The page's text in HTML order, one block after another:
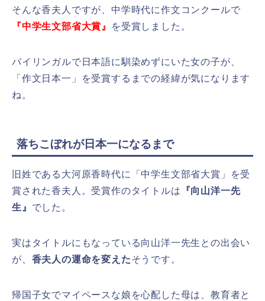
そんな香夫人ですが、中学時代に作文コンクールで
『中学生文部省大賞』
を受賞しました。
バイリンガルで日本語に馴染めずにいた女の子が、
「作文日本一」を受賞するまでの経緯が気になります
ね。
落ちこぼれが日本一になるまで
旧姓である大河原香時代に「中学生文部省大賞」を受
賞された香夫人。受賞作のタイトルは 『向山洋一先
生』 でした。
実はタイトルにもなっている向山洋一先生との出会い
が、 香夫人の運命を変えたそうです。
帰国子女でマイペースな娘を心配した母は、教育者と